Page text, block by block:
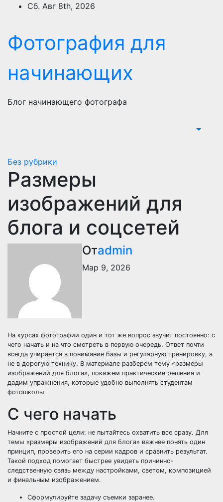
ПерейтиСб. Авг 8th, 2026
Фотография для
начинающих
Блог начинающего фотографа
Без рубрики
Размеры
изображений для
блога и соцсетей
Отadmin
Мар 9, 2026
На курсах фотографии один и тот же вопрос звучит постоянно: с
чего начать и на что смотреть в первую очередь. Ответ почти
всегда упирается в понимание базы и регулярную тренировку, а
не в дорогую технику. В материале разберем тему «размеры
изображений для блога», покажем практические решения и
дадим упражнения, которые удобно выполнять студентам
фотошколы.
С чего начать
Начните с простой цели: не пытайтесь охватить все сразу. Для
темы «размеры изображений для блога» важнее понять один
принцип, проверить его на серии кадров и сравнить результат.
Такой подход помогает быстрее увидеть причинно-
следственную связь между настройками, светом, композицией
и финальным изображением.
Сформулируйте задачу съемки заранее.